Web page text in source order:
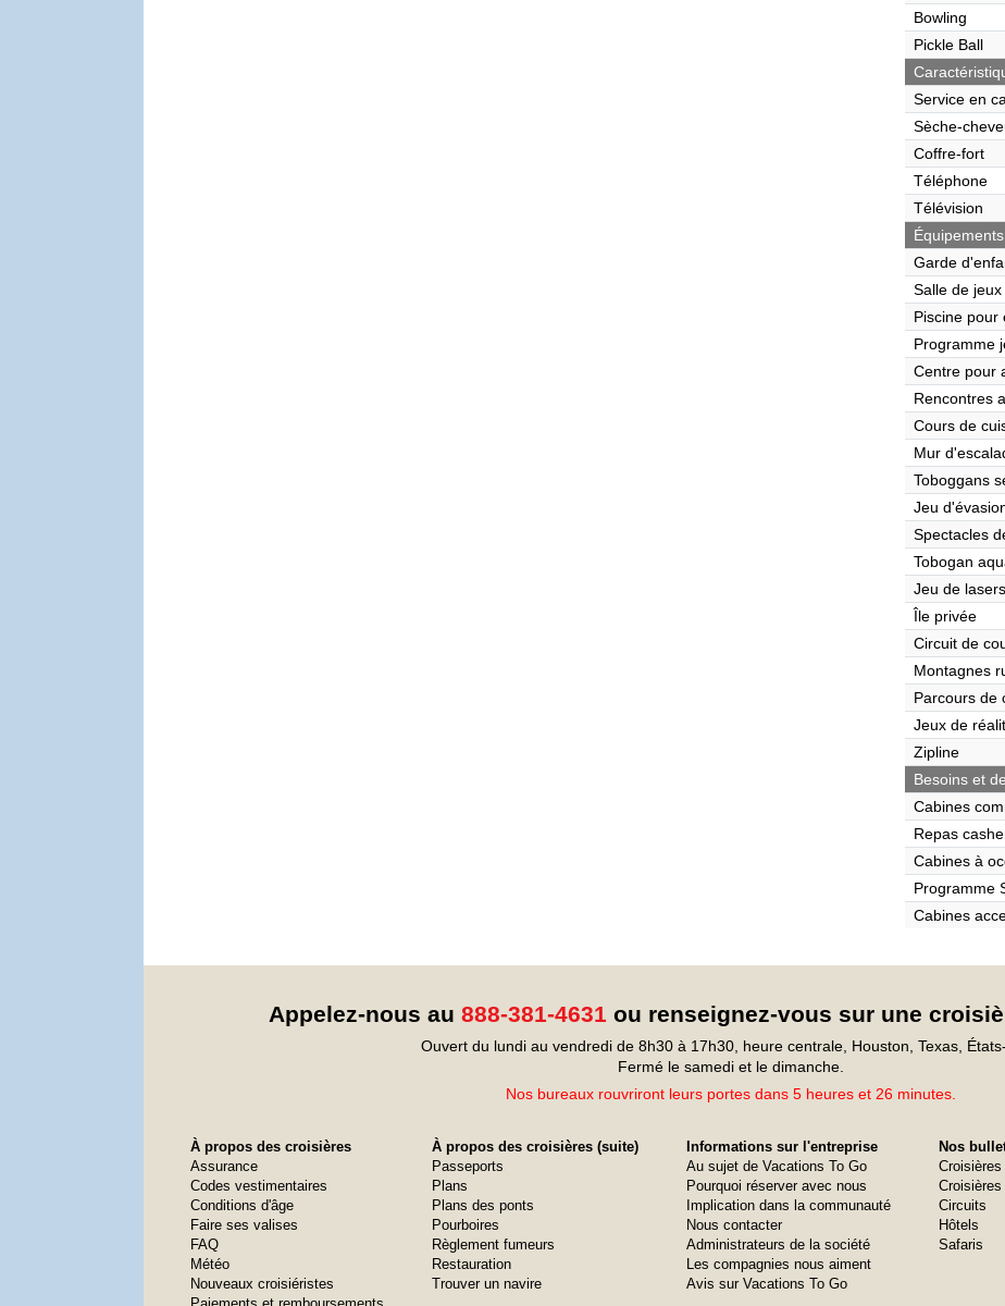
Bowling
Pickle Ball
Service en
Sèche-
Coffre-fort
Téléphone
Télévision
Garde
Salle de
Piscine pour
Programme
Centre pour
Rencontres
Cours de
Mur
Toboggans
Jeu
Spectacles
Tobogan
Jeu de lasers
Île privée
Circuit de
Montagnes
Parcours de
Jeux de
Zipline
Besoins et
Cabines
Repas
Cabines à
Programme
Cabines
Appelez-nous au 888-381-4631 ou renseignez-vous sur une
Ouvert du lundi au vendredi de 8h30 à 17h30, heure centrale, Houston, Texas,
Fermé le samedi et le dimanche.
Nos bureaux rouvriront leurs portes dans 5 heures et 26 minutes.
À propos des croisières
Assurance
Codes vestimentaires
Conditions d'âge
Faire ses valises
FAQ
Météo
Nouveaux croisiéristes
À propos des croisières (suite)
Passeports
Plans
Plans des ponts
Pourboires
Règlement fumeurs
Restauration
Trouver un navire
Informations sur l'entreprise
Au sujet de Vacations To Go
Pourquoi réserver avec nous
Implication dans la communauté
Nous contacter
Administrateurs de la société
Les compagnies nous aiment
Avis sur Vacations To Go
Nos
Croisières
Circuits
Hôtels
Safaris